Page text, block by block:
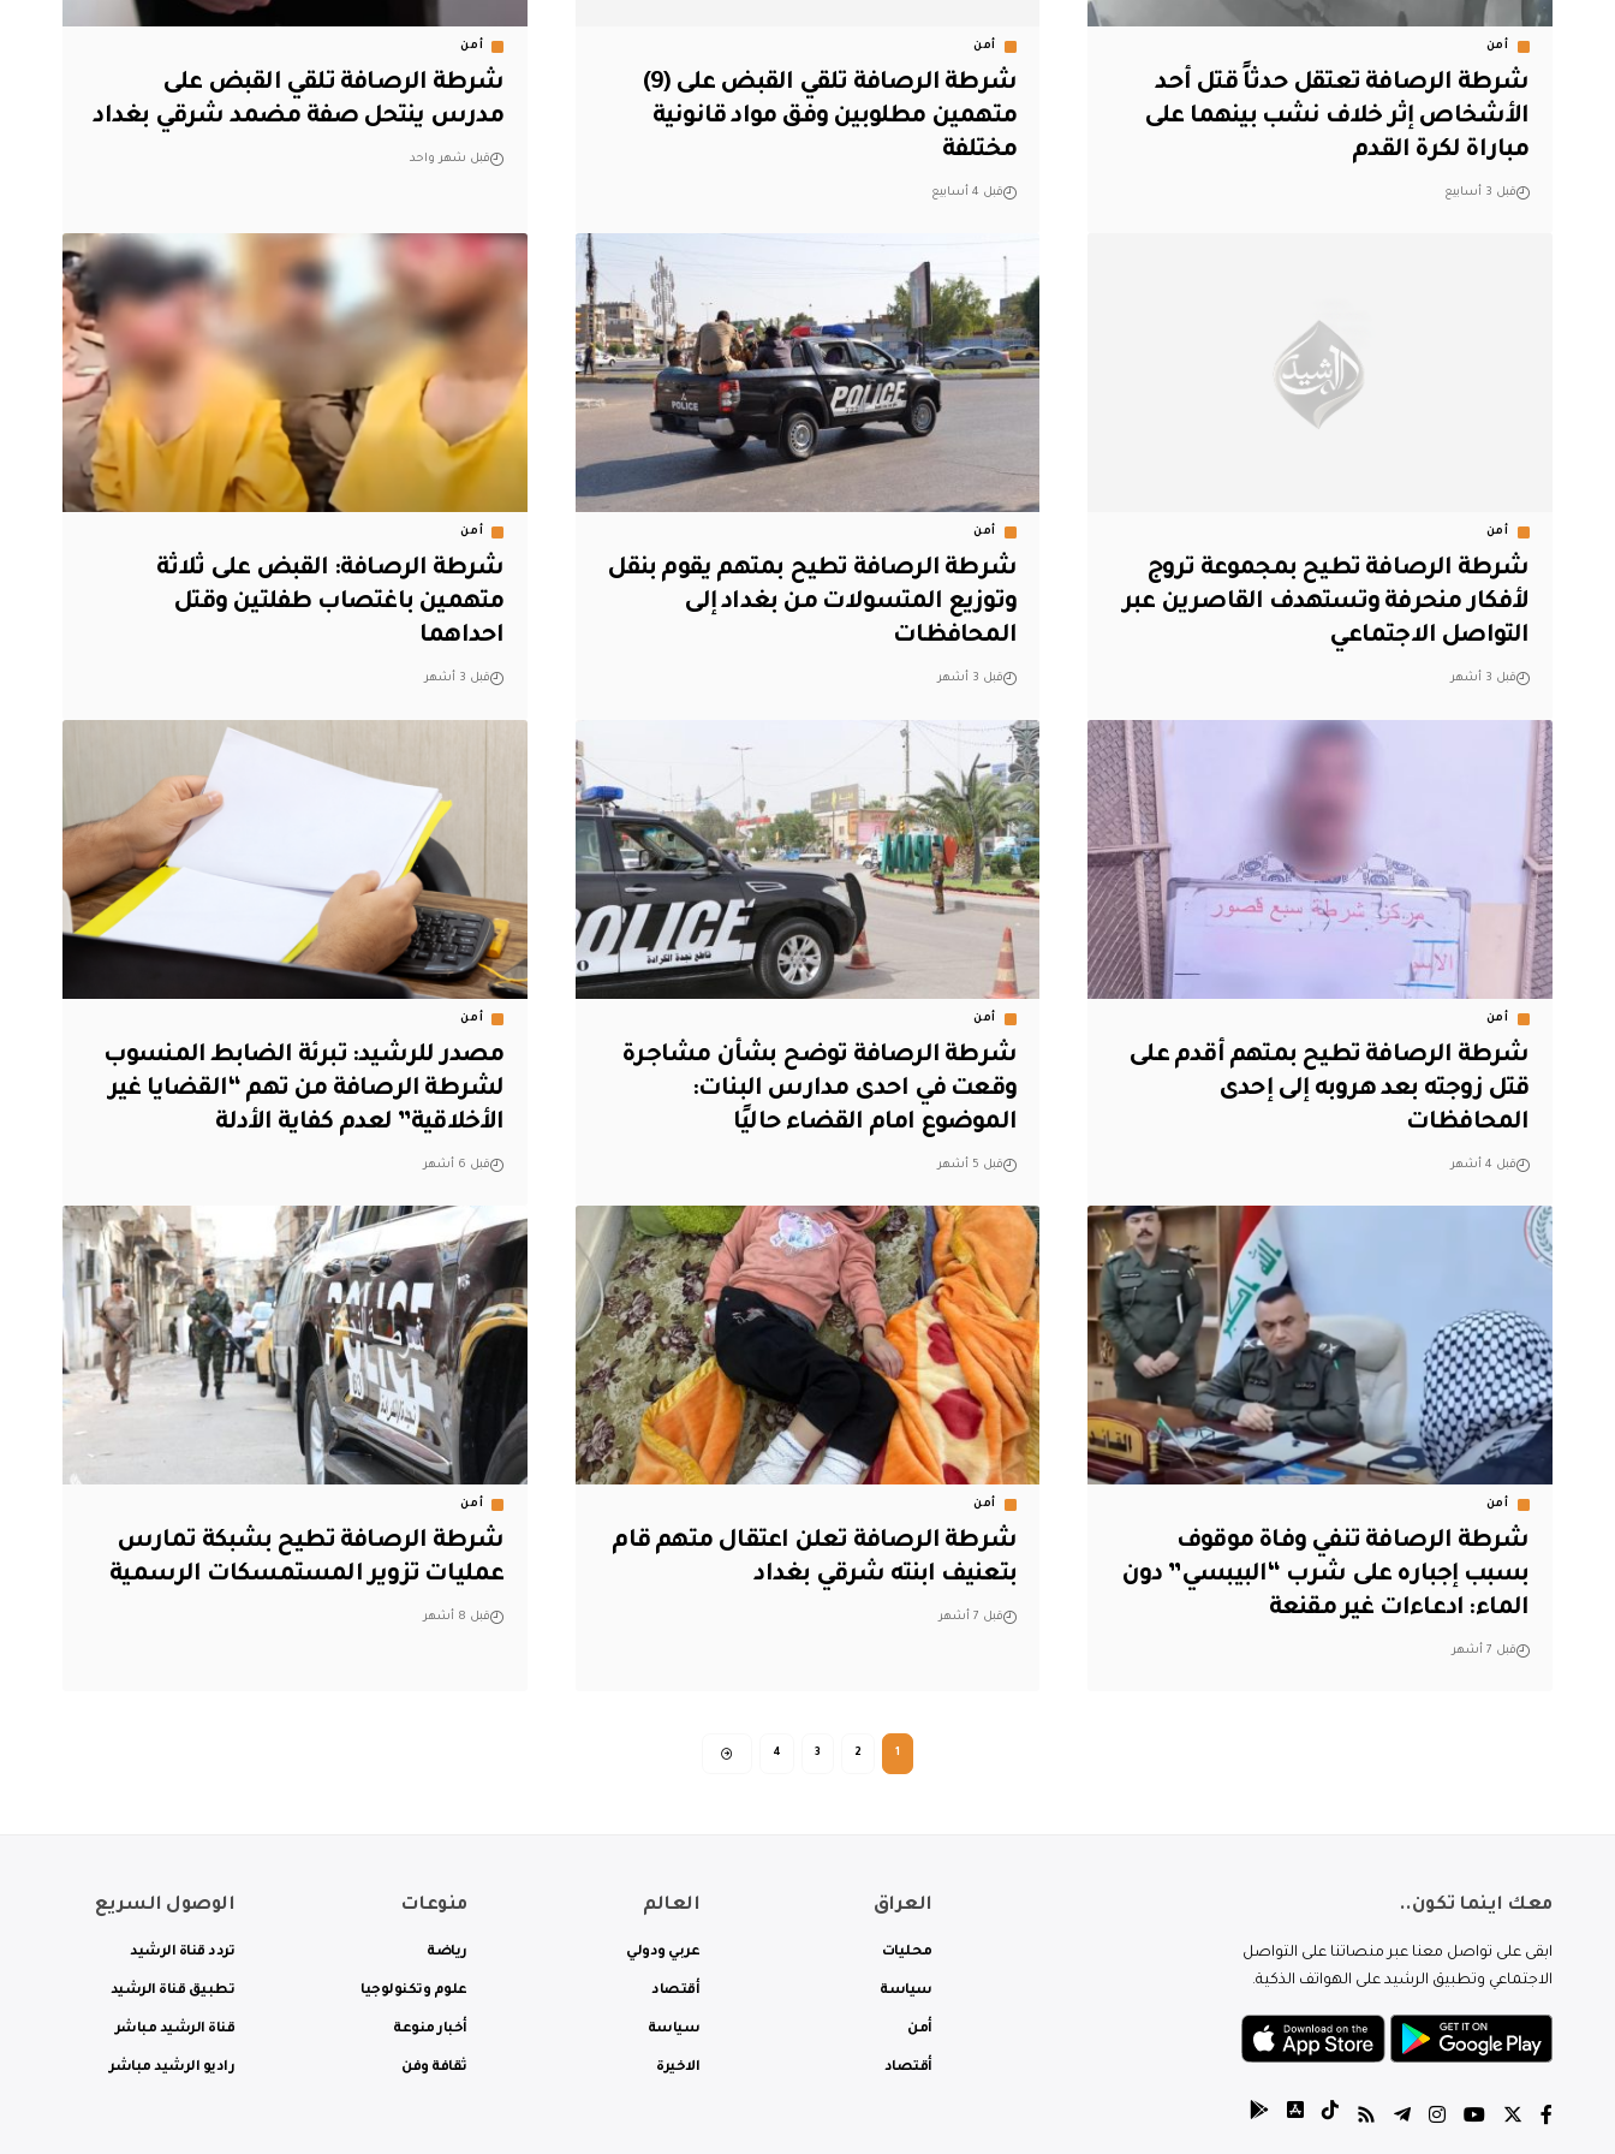
أمن
شرطة الرصافة تعتقل حدثاً قتل أحد
الأشخاص إثر خلاف نشب بينهما على
مباراة لكرة القدم
قبل 3 أسابيع
أمن
شرطة الرصافة تلقي القبض على (9)
متهمين مطلوبين وفق مواد قانونية
مختلفة
قبل 4 أسابيع
أمن
شرطة الرصافة تلقي القبض على
مدرس ينتحل صفة مضمد شرقي بغداد
قبل شهر واحد
أمن
شرطة الرصافة تطيح بمجموعة تروج
لأفكار منحرفة وتستهدف القاصرين عبر
التواصل الاجتماعي
قبل 3 أشهر
أمن
شرطة الرصافة تطيح بمتهم يقوم بنقل
وتوزيع المتسولات من بغداد إلى
المحافظات
قبل 3 أشهر
أمن
شرطة الرصافة: القبض على ثلاثة
متهمين باغتصاب طفلتين وقتل
احداهما
قبل 3 أشهر
أمن
شرطة الرصافة تطيح بمتهم أقدم على
قتل زوجته بعد هروبه إلى إحدى
المحافظات
قبل 4 أشهر
أمن
شرطة الرصافة توضح بشأن مشاجرة
وقعت في احدى مدارس البنات:
الموضوع امام القضاء حاليًا
قبل 5 أشهر
أمن
مصدر للرشيد: تبرئة الضابط المنسوب
لشرطة الرصافة من تهم “القضايا غير
الأخلاقية” لعدم كفاية الأدلة
قبل 6 أشهر
أمن
شرطة الرصافة تنفي وفاة موقوف
بسبب إجباره على شرب “البيبسي” دون
الماء: ادعاءات غير مقنعة
قبل 7 أشهر
أمن
شرطة الرصافة تعلن اعتقال متهم قام
بتعنيف ابنته شرقي بغداد
قبل 7 أشهر
أمن
شرطة الرصافة تطيح بشبكة تمارس
عمليات تزوير المستمسكات الرسمية
قبل 8 أشهر
1
2
3
4
معك اينما تكون..
ابقى على تواصل معنا عبر منصاتنا على التواصل
الاجتماعي وتطبيق الرشيد على الهواتف الذكية.
العراق
محليات
سياسة
أمن
أقتصاد
العالم
عربي ودولي
أقتصاد
سياسة
الاخيرة
منوعات
رياضة
علوم وتكنولوجيا
أخبار منوعة
ثقافة وفن
الوصول السريع
تردد قناة الرشيد
تطبيق قناة الرشيد
قناة الرشيد مباشر
راديو الرشيد مباشر